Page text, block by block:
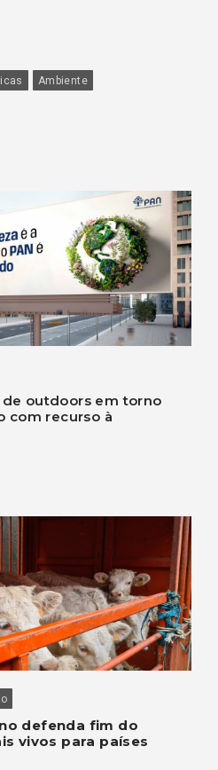
Ambiente
de outdoors em torno
com recurso à
defenda fim do
vivos para países